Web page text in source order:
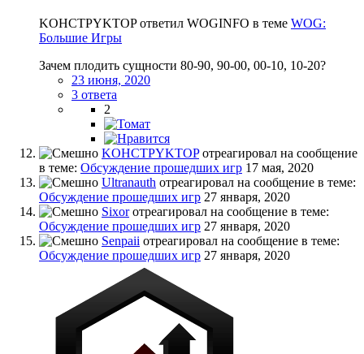
KOHCTPYKTOP ответил WOGINFO в теме WOG:
Большие Игры
Зачем плодить сущности 80-90, 90-00, 00-10, 10-20?
23 июня, 2020
3 ответа
2
KOHCTPYKTOPотреагировал на сообщение
в теме: Обсуждение прошедших игр 17 мая, 2020
Ultranauth отреагировал на сообщение в теме:
Обсуждение прошедших игр 27 января, 2020
Sixorотреагировал на сообщение в теме:
Обсуждение прошедших игр 27 января, 2020
Senpaii отреагировал на сообщение в теме:
Обсуждение прошедших игр 27 января, 2020